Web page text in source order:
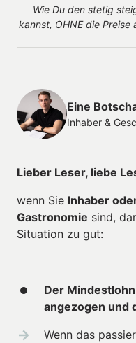
Wie Du den stetig
kannst, OHNE die
Eine
Inhaber &
Lieber Leser, liebe
wenn Sie Inhaber
Gastronomie sind,
Situation zu gut:
Der
angezogen und
Wenn das